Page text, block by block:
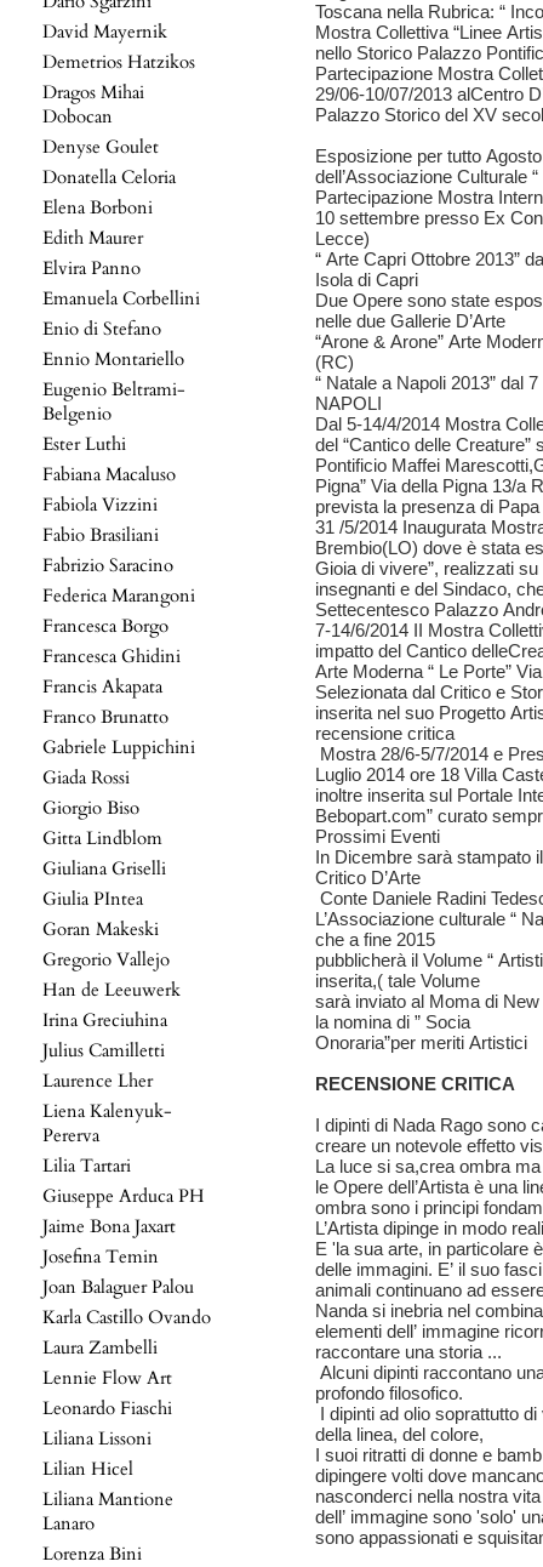
David Mayernik
Demetrios Hatzikos
Dragos Mihai
Dobocan
Denyse Goulet
Donatella Celoria
Elena Borboni
Edith Maurer
Elvira Panno
Emanuela Corbellini
Enio di Stefano
Ennio Montariello
Eugenio Beltrami-
Belgenio
Ester Luthi
Fabiana Macaluso
Fabiola Vizzini
Fabio Brasiliani
Fabrizio Saracino
Federica Marangoni
Francesca Borgo
Francesca Ghidini
Francis Akapata
Franco Brunatto
Gabriele Luppichini
Giada Rossi
Giorgio Biso
Gitta Lindblom
Giuliana Griselli
Giulia PIntea
Goran Makeski
Gregorio Vallejo
Han de Leeuwerk
Irina Greciuhina
Julius Camilletti
Laurence Lher
Liena Kalenyuk-
Pererva
Lilia Tartari
Giuseppe Arduca PH
Jaime Bona Jaxart
Josefina Temin
Joan Balaguer Palou
Karla Castillo Ovando
Laura Zambelli
Lennie Flow Art
Leonardo Fiaschi
Liliana Lissoni
Lilian Hicel
Liliana Mantione
Lanaro
Lorenza Bini
Toscana nella Rubrica: “
Mostra Collettiva “Linee
nello Storico Palazzo
Partecipazione Mostra
29/06-10/07/2013 alCentro
Palazzo Storico del XV
Esposizione per tutto
dell’Associazione Culturale
Partecipazione Mostra
10 settembre presso Ex
Lecce)
“ Arte Capri Ottobre 2013”
Isola di Capri
Due Opere sono state
nelle due Gallerie D’Arte
“Arone & Arone” Arte
(RC)
“ Natale a Napoli 2013” dal
NAPOLI
Dal 5-14/4/2014 Mostra
del “Cantico delle Creature”
Pontificio Maffei
Pigna” Via della Pigna 13/a
prevista la presenza di
31 /5/2014 Inaugurata
Brembio(LO) dove è stata
Gioia di vivere”, realizzati
insegnanti e del Sindaco,
Settecentesco Palazzo
7-14/6/2014 II Mostra
impatto del Cantico
Arte Moderna “ Le Porte”
Selezionata dal Critico e
inserita nel suo Progetto
recensione critica
Mostra 28/6-5/7/2014 e
Luglio 2014 ore 18 Villa
inoltre inserita sul Portale
Bebopart.com” curato
Prossimi Eventi
In Dicembre sarà stampato
Critico D’Arte
Conte Daniele Radini
L’Associazione culturale “
che a fine 2015
pubblicherà il Volume “
inserita,( tale Volume
sarà inviato al Moma di
la nomina di ” Socia
Onoraria”per meriti Artistici
RECENSIONE CRITICA
I dipinti di Nada Rago sono
creare un notevole effetto
La luce si sa,crea ombra
le Opere dell’Artista è una
ombra sono i principi
L’Artista dipinge in modo
E 'la sua arte, in particolare
delle immagini. E’ il suo
animali continuano ad
Nanda si inebria nel
elementi dell’ immagine
raccontare una storia ...
Alcuni dipinti raccontano
profondo filosofico.
I dipinti ad olio soprattutto
della linea, del colore,
I suoi ritratti di donne e
dipingere volti dove
nasconderci nella nostra
dell’ immagine sono 'solo'
sono appassionati e